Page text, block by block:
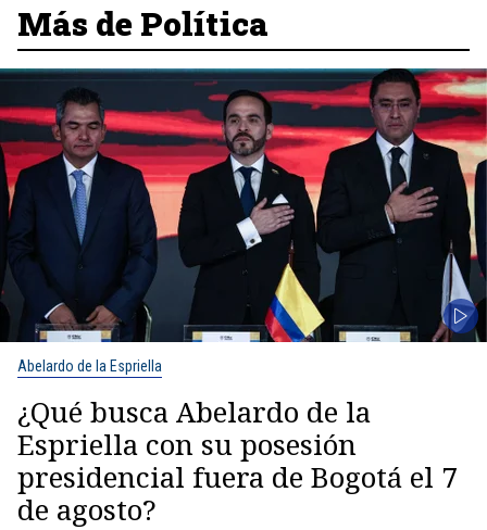
Más de Política
Abelardo de la Espriella
¿Qué busca Abelardo de la
Espriella con su posesión
presidencial fuera de Bogotá el 7
de agosto?